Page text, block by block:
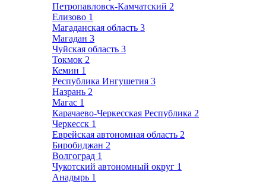
Петропавловск-Камчатский 2
Елизово 1
Магаданская область 3
Магадан 3
Чуйская область 3
Токмок 2
Кемин 1
Республика Ингушетия 3
Назрань 2
Магас 1
Карачаево-Черкесская Республика 2
Черкесск 1
Еврейская автономная область 2
Биробиджан 2
Волгоград 1
Чукотский автономный округ 1
Анадырь 1